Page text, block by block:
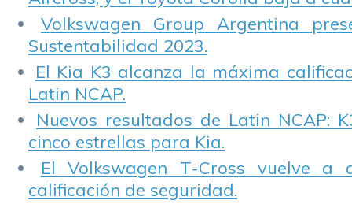
Volkswagen Group Argentina
Sustentabilidad 2023.
El Kia K3 alcanza la máxima
Latin NCAP.
Nuevos resultados de Latin NCAP:
cinco estrellas para Kia.
El Volkswagen T-Cross vuelve a
calificación de seguridad.